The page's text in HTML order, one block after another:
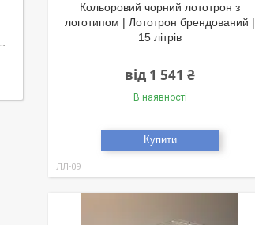
Кольоровий чорний лототрон з
логотипом | Лототрон брендований |
15 літрів
від 1 541 ₴
В наявності
Купити
ЛЛ-09